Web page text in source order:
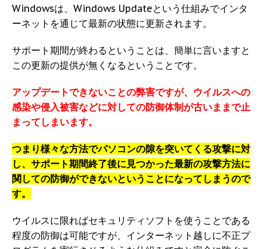
Windowsは、Windows Updateという仕組みでインタ
ーネットを通じて最新の状態に更新されます。
サポート期間が終わるということは、簡単に言いますと
この更新の提供が無くなるということです。
アップデートできないことの弊害ですが、ウイルスへの
感染や侵入被害などに対しての防御体制が古いままで止
まってしまいます。
つまり様々な方法でパソコンの隙を突いてくる攻撃に対
し、サポート期間終了後に見つかった最新の攻撃方法に
関しての防御ができないということになってしまうので
す。
ウイルスに限ればセキュリティソフトを使うことである
程度の防御は可能ですが、インターネット越しに不正プ